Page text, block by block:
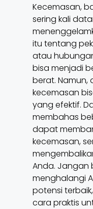
Kecemasan,
sering kali
itu tentang
atau
bisa menjadi
berat.
kecemasan
yang efektif.
membahas
dapat
kecemasan,
Anda. Jangan
menghalangi
potensi
cara praktis